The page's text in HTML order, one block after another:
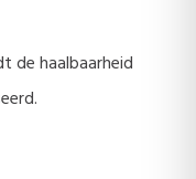
de haalbaarheid